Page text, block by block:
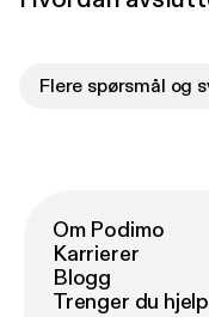
Flere spørsmål og
Om Podimo
Karrierer
Blogg
Trenger du